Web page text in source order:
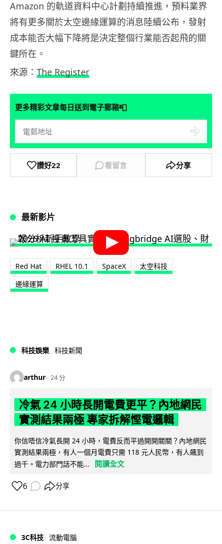
Amazon 的軌道資料中心計劃持續推進，預料業界
將有更多關於太空邊緣運算的消息陸續公布，發射
成本能否大幅下降將是決定整個行業能否起飛的關
鍵所在。
來源： The Register
更多精彩文章每日送到電子郵箱📮
讚好22 看留言 分享
最新影片
Red Hat RHEL 10.1 SpaceX
太空科技
邊緣運算
科技娛樂 科技新聞
arthur 24 分
冷氣 24 小時長開電費更平？內地網民
實測結果兩極 專家拆解慳電邏輯
你信唔信冷氣長開 24 小時，電費反而平過開開關關？內地網民
實測結果兩極，有人一個月電費只需 118 元人民幣，有人飆到
過千。電力部門話不能...
閱讀全文
6 分享
3C科技 流動電腦